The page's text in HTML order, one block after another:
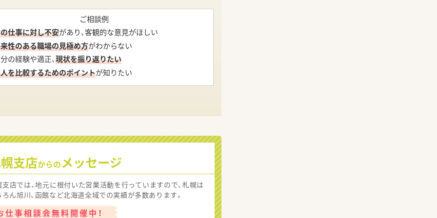
ご相談例
仕事に対し不安があり、客観的な意見がほしい
性のある職場の見極め方がわからない
の経験や適正、現状を振り返りたい
を比較するためのポイントが知りたい
支店からのメッセージ
支店では、地元に根付いた営業活動を行っていますので、札幌は
ろん旭川、函館など北海道全域での実績が多数あります。
仕事相談会無料開催中！